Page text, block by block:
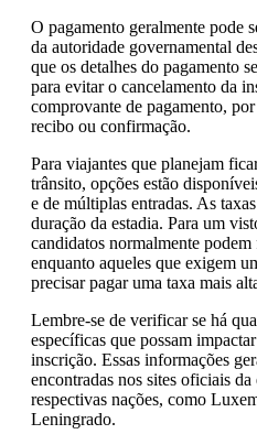
O pagamento geralmente pode
da autoridade governamental
que os detalhes do pagamento
para evitar o cancelamento da
comprovante de pagamento,
recibo ou confirmação.
Para viajantes que planejam
trânsito, opções estão
e de múltiplas entradas. As
duração da estadia. Para um
candidatos normalmente
enquanto aqueles que exigem
precisar pagar uma taxa mais
Lembre-se de verificar se há
específicas que possam
inscrição. Essas informações
encontradas nos sites oficiais
respectivas nações, como
Leningrado.